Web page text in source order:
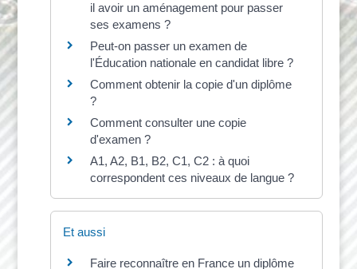
il avoir un aménagement pour passer
ses examens ?
Peut-on passer un examen de
l'Éducation nationale en candidat libre ?
Comment obtenir la copie d'un diplôme
?
Comment consulter une copie
d'examen ?
A1, A2, B1, B2, C1, C2 : à quoi
correspondent ces niveaux de langue ?
Et aussi
Faire reconnaître en France un diplôme